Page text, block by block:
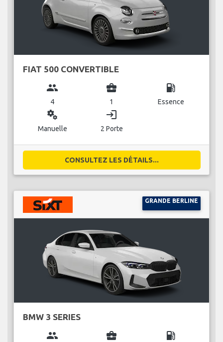
FIAT 500 CONVERTIBLE
group
4
business_center
1
local_gas_station
Essence
miscellaneous_services
Manuelle
login
2 Porte
CONSULTEZ LES DÉTAILS...
GRANDE BERLINE
BMW 3 SERIES
group business_center local_gas_station